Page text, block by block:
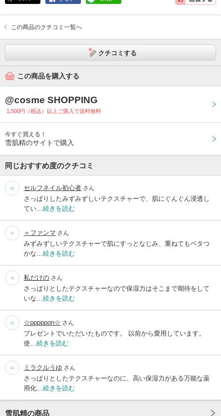
この商品のクチコミ一覧へ
クチコミする
この商品を購入する
@cosme SHOPPING
1,500円（税込）以上ご購入で送料無料
今すぐ買える！
雪肌精のサイトで購入
同じおすすめ度のクチコミ
セルフネイル初心者 さん
さっぱりしたみずみずしいテクスチャーで、肌にぐんぐん浸透し
てい… 続きを読む
＝ファンマ さん
みずみずしいテクスチャーで肌にすっとなじみ、重ねてもベタつ
かな… 続きを読む
私だけの さん
さっぱりとしたテクスチャーなので保湿力はそこまで期待をして
いな… 続きを読む
☆pppppon☆ さん
プレゼントでいただいたものです。 以前から愛用しています。
使… 続きを読む
ミラクルうゆ さん
さっぱりとしたテクスチャーなのに、高い保湿力がある万能な薬
用化… 続きを読む
雪肌精の商品